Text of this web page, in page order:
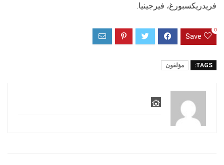
فريدريكسبورغ، فيرجينيا.
Save
0
TAGS: مؤلفون